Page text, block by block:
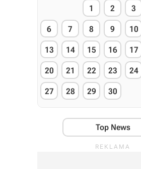
1 2 3
6 7 8 9 10
13 14 15 16 17
20 21 22 23 24
27 28 29 30
Top News